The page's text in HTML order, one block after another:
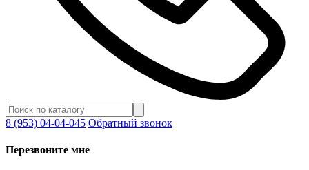
8 (953) 04-04-045 Обратный звонок
Перезвоните мне